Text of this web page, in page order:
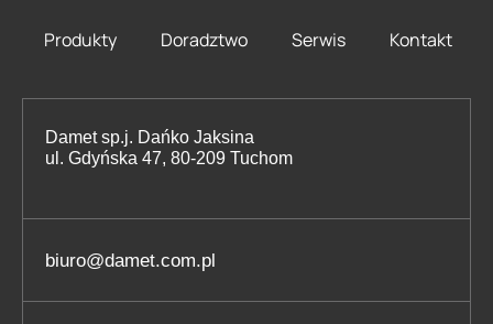
Produkty Doradztwo Serwis Kontakt
Damet sp.j. Dańko Jaksina
ul. Gdyńska 47, 80-209 Tuchom
biuro@damet.com.pl